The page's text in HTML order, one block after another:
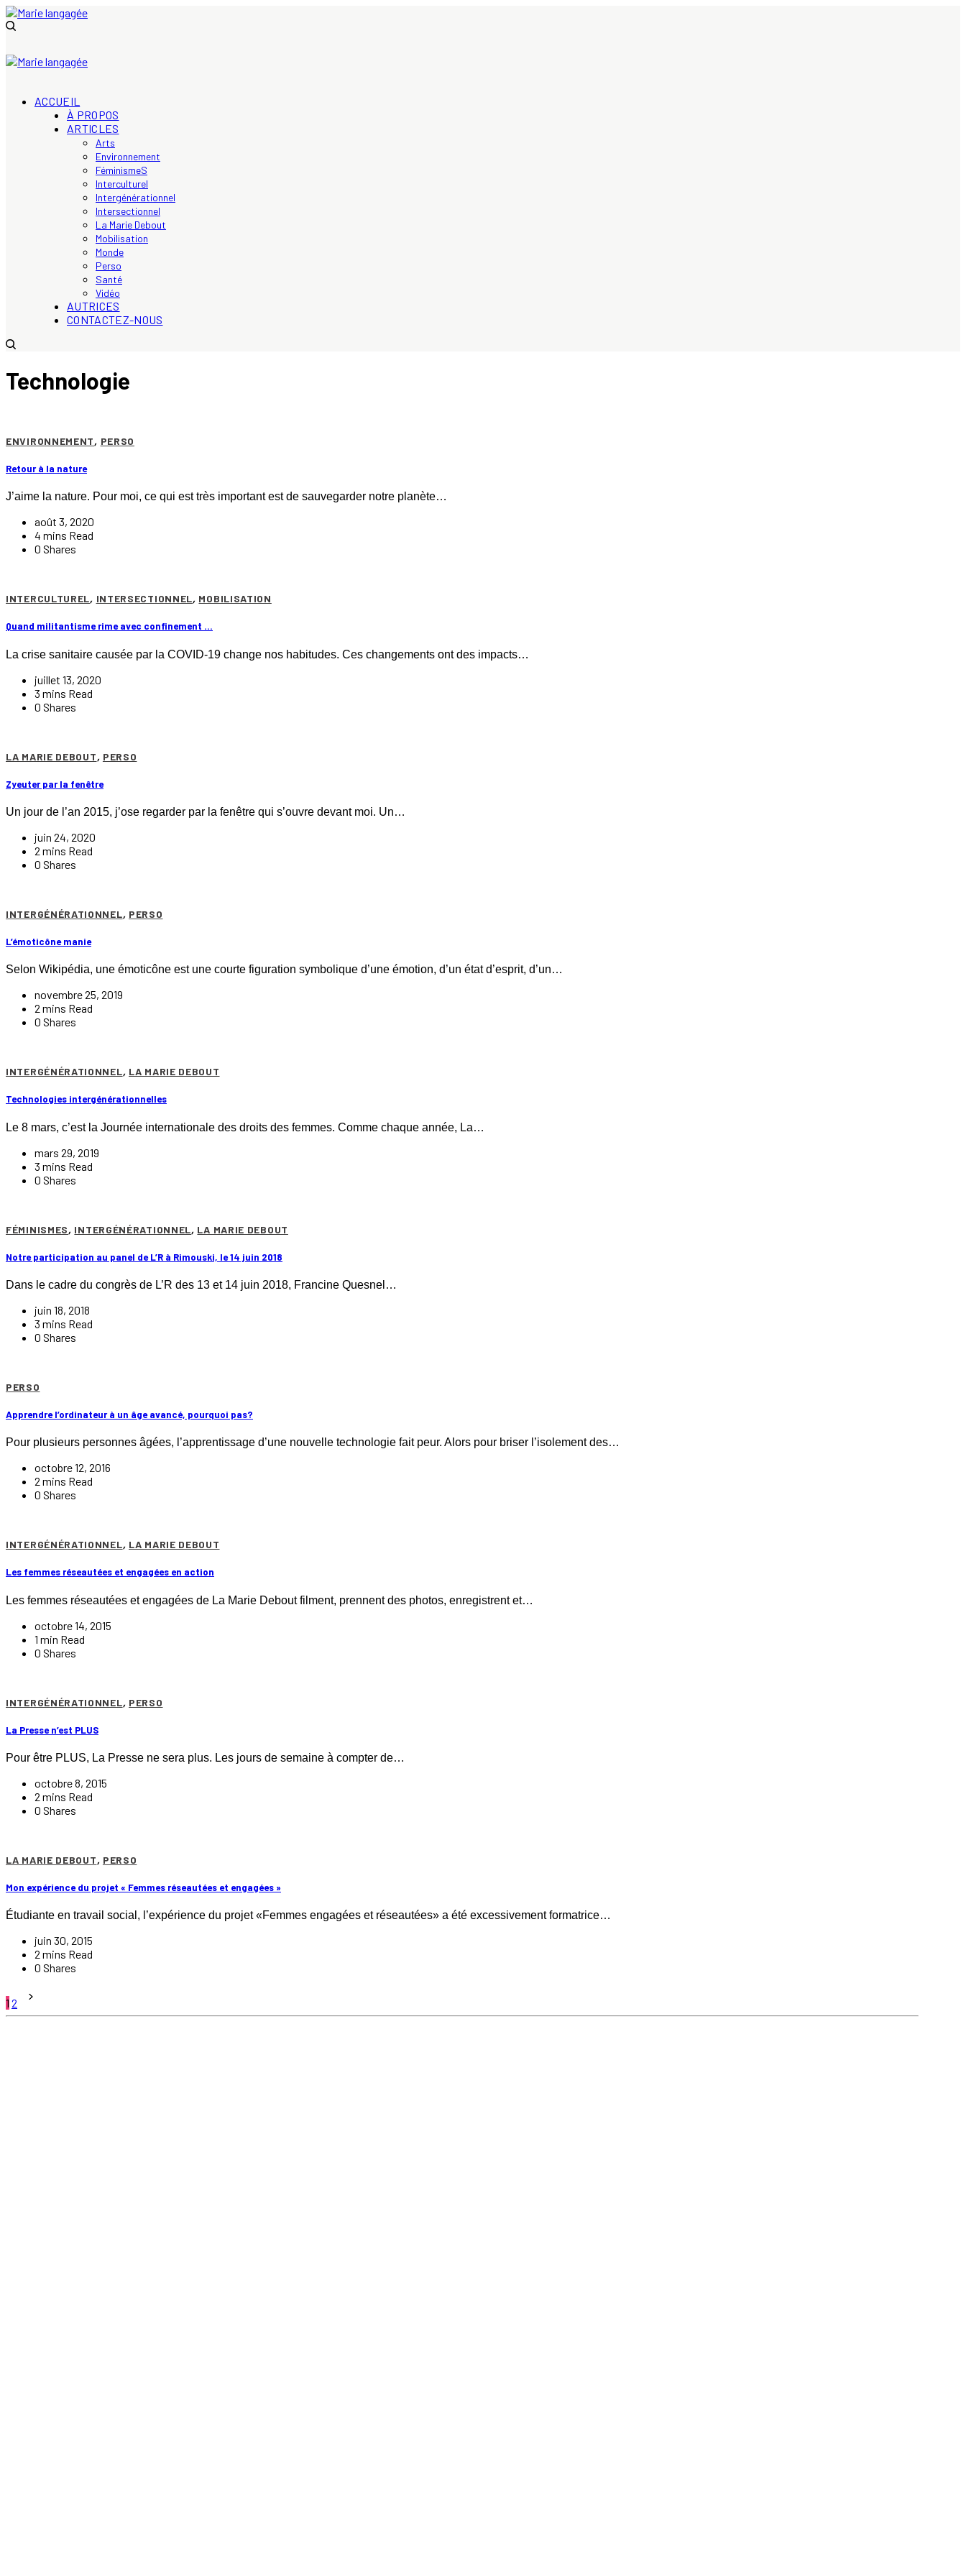
ACCUEIL
À PROPOS
ARTICLES
Arts
Environnement
FéminismeS
Interculturel
Intergénérationnel
Intersectionnel
La Marie Debout
Mobilisation
Monde
Perso
Santé
Vidéo
AUTRICES
CONTACTEZ-NOUS
Technologie
ENVIRONNEMENT, PERSO
Retour à la nature
J’aime la nature. Pour moi, ce qui est très important est de sauvegarder notre planète…
août 3, 2020
4 mins Read
0 Shares
INTERCULTUREL, INTERSECTIONNEL, MOBILISATION
Quand militantisme rime avec confinement …
La crise sanitaire causée par la COVID-19 change nos habitudes. Ces changements ont des impacts…
juillet 13, 2020
3 mins Read
0 Shares
LA MARIE DEBOUT, PERSO
Zyeuter par la fenêtre
Un jour de l’an 2015, j’ose regarder par la fenêtre qui s’ouvre devant moi. Un…
juin 24, 2020
2 mins Read
0 Shares
INTERGÉNÉRATIONNEL, PERSO
L’émoticône manie
Selon Wikipédia, une émoticône est une courte figuration symbolique d’une émotion, d’un état d’esprit, d’un…
novembre 25, 2019
2 mins Read
0 Shares
INTERGÉNÉRATIONNEL, LA MARIE DEBOUT
Technologies intergénérationnelles
Le 8 mars, c’est la Journée internationale des droits des femmes. Comme chaque année, La…
mars 29, 2019
3 mins Read
0 Shares
FÉMINISMES, INTERGÉNÉRATIONNEL, LA MARIE DEBOUT
Notre participation au panel de L’R à Rimouski, le 14 juin 2018
Dans le cadre du congrès de L’R des 13 et 14 juin 2018, Francine Quesnel…
juin 18, 2018
3 mins Read
0 Shares
PERSO
Apprendre l’ordinateur à un âge avancé, pourquoi pas?
Pour plusieurs personnes âgées, l’apprentissage d’une nouvelle technologie fait peur. Alors pour briser l’isolement des…
octobre 12, 2016
2 mins Read
0 Shares
INTERGÉNÉRATIONNEL, LA MARIE DEBOUT
Les femmes réseautées et engagées en action
Les femmes réseautées et engagées de La Marie Debout filment, prennent des photos, enregistrent et…
octobre 14, 2015
1 min Read
0 Shares
INTERGÉNÉRATIONNEL, PERSO
La Presse n’est PLUS
Pour être PLUS, La Presse ne sera plus. Les jours de semaine à compter de…
octobre 8, 2015
2 mins Read
0 Shares
LA MARIE DEBOUT, PERSO
Mon expérience du projet « Femmes réseautées et engagées »
Étudiante en travail social, l’expérience du projet «Femmes engagées et réseautées» a été excessivement formatrice…
juin 30, 2015
2 mins Read
0 Shares
Pagination
1 2